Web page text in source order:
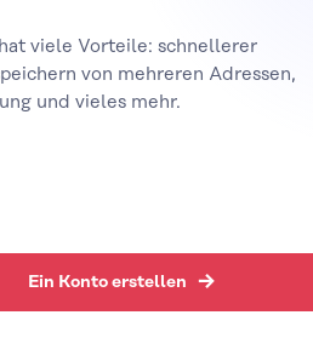
viele Vorteile: schnellerer
von mehreren Adressen,
und vieles mehr.
Ein Konto erstellen